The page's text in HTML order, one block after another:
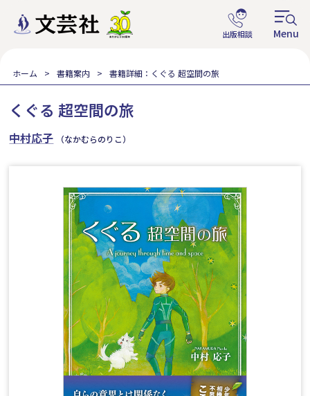
ホーム 書籍案内 書籍詳細：くぐる 超空間の旅
くぐる 超空間の旅
中村応子 （なかむらのりこ）